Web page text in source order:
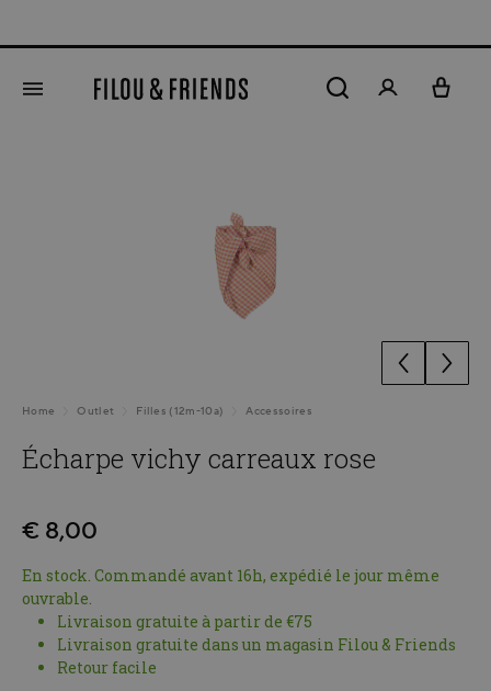
Home Outlet Filles (12m-10a) Accessoires
Écharpe vichy carreaux rose
€ 8,00
En stock. Commandé avant 16h, expédié le jour même
ouvrable.
Livraison gratuite à partir de €75
Livraison gratuite dans un magasin Filou & Friends
Retour facile